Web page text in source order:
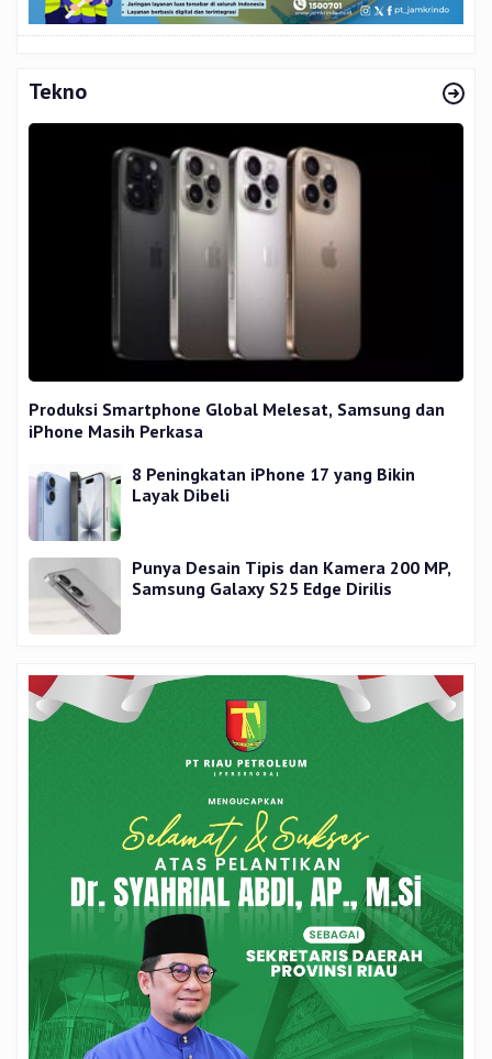
Tekno
Produksi Smartphone Global Melesat, Samsung dan
iPhone Masih Perkasa
8 Peningkatan iPhone 17 yang Bikin
Layak Dibeli
Punya Desain Tipis dan Kamera 200 MP,
Samsung Galaxy S25 Edge Dirilis